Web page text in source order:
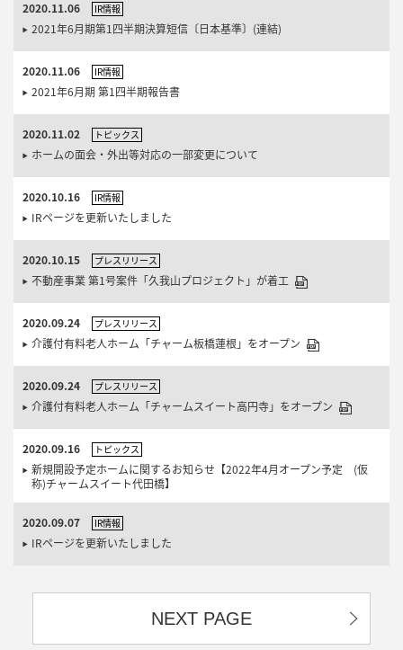
2020.11.06 IR情報
2021年6月期第1四半期決算短信〔日本基準〕(連結)
2020.11.06 IR情報
2021年6月期 第1四半期報告書
2020.11.02 トピックス
ホームの面会・外出等対応の一部変更について
2020.10.16 IR情報
IRページを更新いたしました
2020.10.15 プレスリリース
不動産事業 第1号案件「久我山プロジェクト」が着工
2020.09.24 プレスリリース
介護付有料老人ホーム「チャーム板橋蓮根」をオープン
2020.09.24 プレスリリース
介護付有料老人ホーム「チャームスイート高円寺」をオープン
2020.09.16 トピックス
新規開設予定ホームに関するお知らせ【2022年4月オープン予定 (仮
称)チャームスイート代田橋】
2020.09.07 IR情報
IRページを更新いたしました
NEXT PAGE